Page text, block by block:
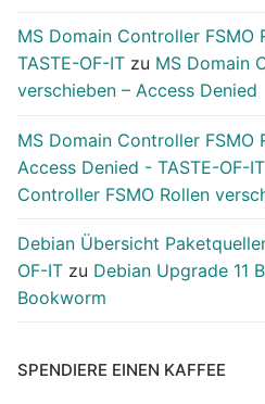
MS Domain Controller FSMO
TASTE-OF-IT zu MS Domain
verschieben – Access Denied
MS Domain Controller FSMO
Access Denied - TASTE-OF-IT
Controller FSMO Rollen
Debian Übersicht
OF-IT zu Debian Upgrade 11
Bookworm
SPENDIERE EINEN KAFFEE